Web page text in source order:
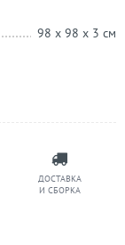
ДОСТАВКА
И СБОРКА
98 x 98 x 3 см